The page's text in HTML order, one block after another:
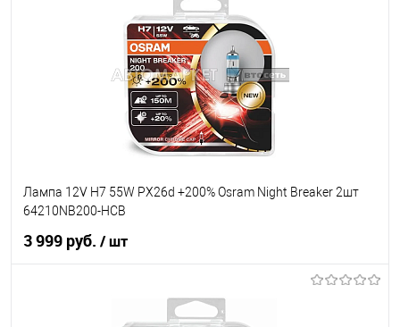
Лампа 12V H7 55W PX26d +200% Osram Night Breaker 2шт
64210NB200-HCB
3 999 руб. / шт